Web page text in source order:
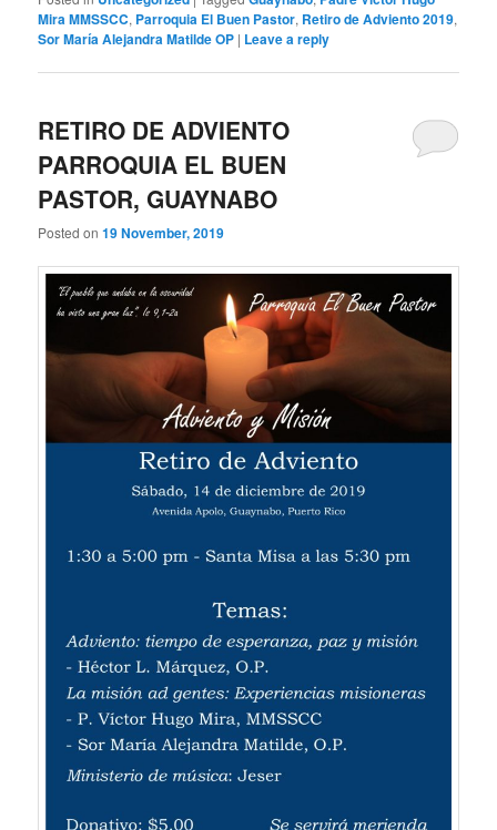
Mira MMSSCC, Parroquia El Buen Pastor, Retiro de Adviento 2019,
Sor María Alejandra Matilde OP | Leave a reply
RETIRO DE ADVIENTO
PARROQUIA EL BUEN
PASTOR, GUAYNABO
Posted on19 November, 2019